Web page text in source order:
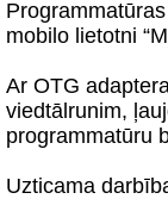
mobilo lietotni
Ar OTG
viedtālrunim,
programmatūru
Uzticama